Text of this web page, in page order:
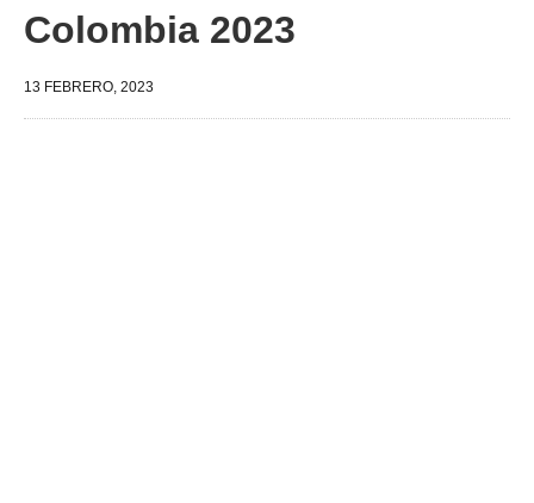
Colombia 2023
13 FEBRERO, 2023